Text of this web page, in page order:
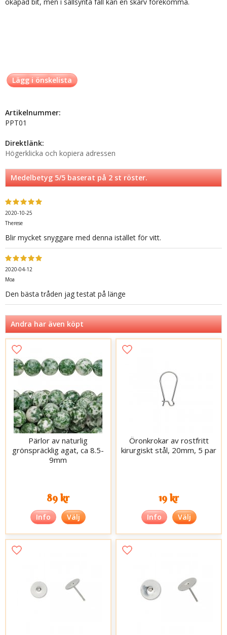
Lägg i önskelista
Artikelnummer:
PPT01
Direktlänk:
Högerklicka och kopiera adressen
Medelbetyg5/5 baserat på2st röster.
2020-10-25
Therese
Blir mycket snyggare med denna istället för vitt.
2020-04-12
Moa
Den bästa tråden jag testat på länge
Andra har även köpt
Pärlor av naturlig
grönspräcklig agat, ca 8.5-
9mm
89 kr
Info Välj
Öronkrokar av rostfritt
kirurgiskt stål, 20mm, 5 par
19 kr
Info Välj